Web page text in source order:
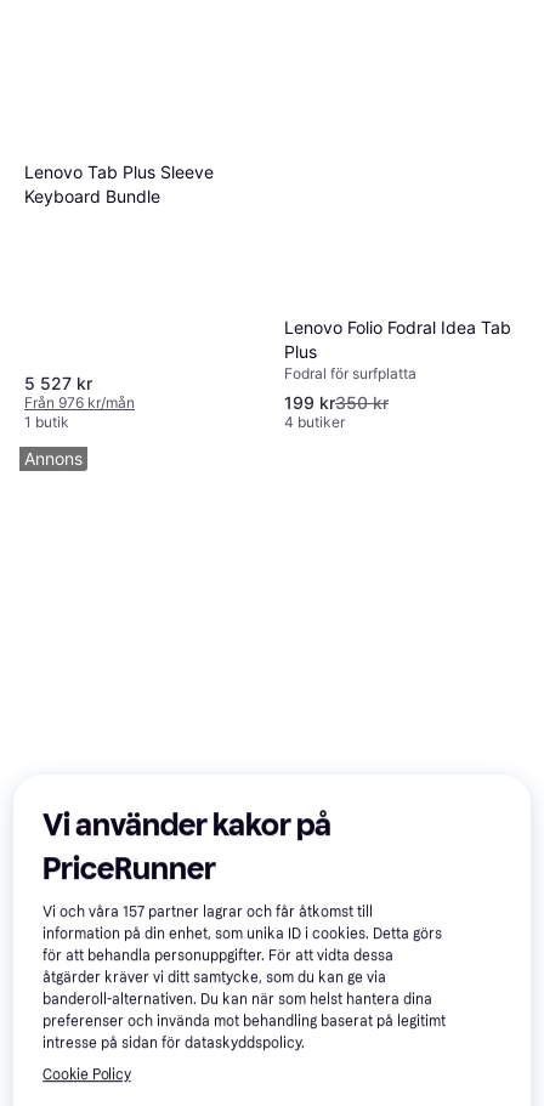
Lenovo Tab Plus Sleeve
Keyboard Bundle
5 527 kr
Från 976 kr/mån
1 butik
Lenovo Folio Fodral Idea Tab
Plus
Fodral för surfplatta
199 kr350 kr
4 butiker
Annons
Vi använder kakor på
PriceRunner
Vi och våra157 partner lagrar och får åtkomst till
information på din enhet, som unika ID i cookies. Detta görs
för att behandla personuppgifter. För att vidta dessa
åtgärder kräver vi ditt samtycke, som du kan ge via
banderoll-alternativen. Du kan när som helst hantera dina
preferenser och invända mot behandling baserat på legitimt
intresse på sidan för dataskyddspolicy.
Cookie Policy